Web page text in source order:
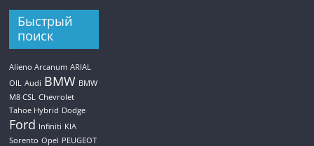
Быстрый
поиск
Alieno Arcanum ARIAL
OIL Audi BMW BMW
M8 CSL Chevrolet
Tahoe Hybrid Dodge
Ford Infiniti KIA
Sorento Opel PEUGEOT